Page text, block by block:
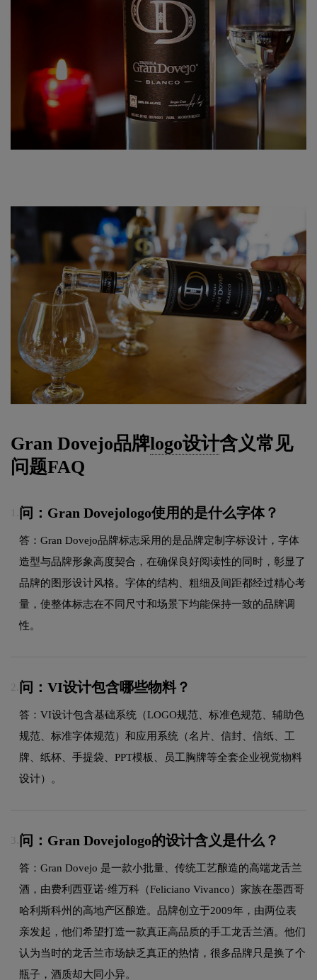
Gran Dovejo品牌logo设计含义常见
问题FAQ
问：Gran Dovejologo使用的是什么字体？
答：Gran Dovejo品牌标志采用的是品牌定制字标设计，字体
造型与品牌形象高度契合，在确保良好阅读性的同时，彰显了
品牌的图形设计风格。字体的结构、粗细及间距都经过精心考
量，使整体标志在不同尺寸和场景下均能保持一致的品牌调
性。
2. 问：VI设计包含哪些物料？
答：VI设计包含基础系统（LOGO规范、标准色规范、辅助色
规范、标准字体规范）和应用系统（名片、信封、信纸、工
牌、纸杯、手提袋、PPT模板、员工胸牌等全套企业视觉物料
设计）。
3. 问：Gran Dovejologo的设计含义是什么？
答：Gran Dovejo 是一款小批量、传统工艺酿造的高端龙舌兰
酒，由费利西亚诺·维万科（Feliciano Vivanco）家族在墨西哥
哈利斯科州的高地产区酿造。品牌创立于2009年，由两位表
亲发起，他们希望打造一款真正高品质的手工龙舌兰酒。他们
认为当时的龙舌兰市场缺乏真正的热情，很多品牌只是换了个
瓶子，酒质却大同小异。